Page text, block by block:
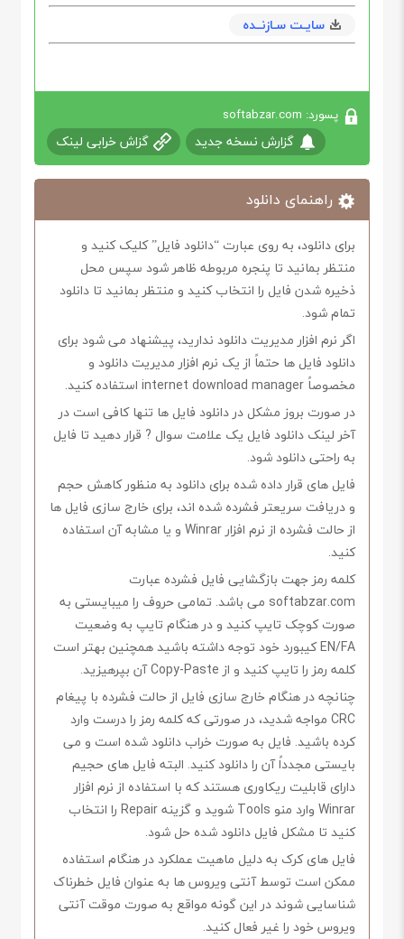
سایـت سـازنــده
پسورد: softabzar.com
گزارش نسخه جدید گزاش خرابی لینک
راهنمای دانلود
برای دانلود، به روی عبارت “دانلود فایل” کلیک کنید و
منتظر بمانید تا پنجره مربوطه ظاهر شود سپس محل
ذخیره شدن فایل را انتخاب کنید و منتظر بمانید تا دانلود
تمام شود.
اگر نرم افزار مدیریت دانلود ندارید، پیشنهاد می شود برای
دانلود فایل ها حتماً از یک نرم افزار مدیریت دانلود و
مخصوصاً internet download manager استفاده کنید.
در صورت بروز مشکل در دانلود فایل ها تنها کافی است در
آخر لینک دانلود فایل یک علامت سوال ? قرار دهید تا فایل
به راحتی دانلود شود.
فایل های قرار داده شده برای دانلود به منظور کاهش حجم
و دریافت سریعتر فشرده شده اند، برای خارج سازی فایل ها
از حالت فشرده از نرم افزار Winrar و یا مشابه آن استفاده
کنید.
کلمه رمز جهت بازگشایی فایل فشرده عبارت
softabzar.com می باشد. تمامی حروف را میبایستی به
صورت کوچک تایپ کنید و در هنگام تایپ به وضعیت
EN/FA کیبورد خود توجه داشته باشید همچنین بهتر است
کلمه رمز را تایپ کنید و از Copy-Paste آن بپرهیزید.
چنانچه در هنگام خارج سازی فایل از حالت فشرده با پیغام
CRC مواجه شدید، در صورتی که کلمه رمز را درست وارد
کرده باشید. فایل به صورت خراب دانلود شده است و می
بایستی مجدداً آن را دانلود کنید. البته فایل های حجیم
دارای قابلیت ریکاوری هستند که با استفاده از نرم افزار
Winrar وارد منو Tools شوید و گزینه Repair را انتخاب
کنید تا مشکل فایل دانلود شده حل شود.
فایل های کرک به دلیل ماهیت عملکرد در هنگام استفاده
ممکن است توسط آنتی ویروس ها به عنوان فایل خطرناک
شناسایی شوند در این گونه مواقع به صورت موقت آنتی
ویروس خود را غیر فعال کنید.